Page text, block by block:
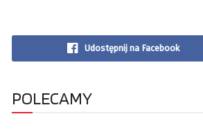
Udostępnij na Facebook
POLECAMY